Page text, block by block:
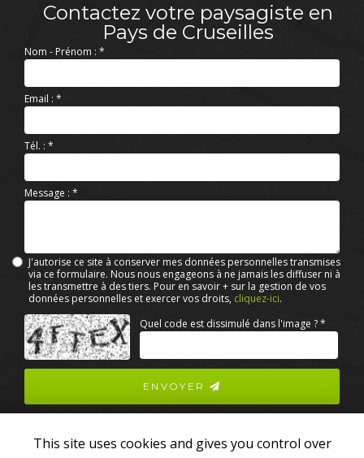
Contactez votre paysagiste en
Pays de Cruseilles
Nom - Prénom : *
Email : *
Tél. : *
Message : *
J'autorise ce site à conserver mes données personnelles transmises
via ce formulaire. Nous nous engageons à ne jamais les diffuser ni à
les transmettre à des tiers. Pour en savoir + sur la gestion de vos
données personnelles et exercer vos droits, cliquez-ici.
Acceptation
RGPD
Quel code est dissimulé dans l'image ?*
ENVOYER
This site uses cookies and gives you control over